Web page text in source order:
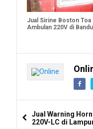
Jual Sirine Boston Toa
Ambulan 220V di
Jual Warning
220V-LC di